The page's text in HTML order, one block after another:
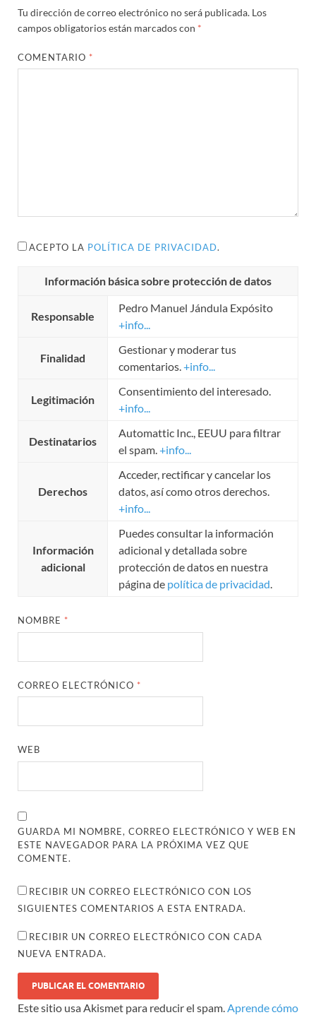
Tu dirección de correo electrónico no será publicada. Los
campos obligatorios están marcados con *
COMENTARIO *
ACEPTO LA POLÍTICA DE PRIVACIDAD.
Información básica sobre protección de datos
Responsable
Pedro Manuel Jándula Expósito
+info...
Finalidad
Gestionar y moderar tus
comentarios.+info...
Legitimación
Consentimiento del interesado.
+info...
Destinatarios
Automattic Inc., EEUU para filtrar
el spam.+info...
Derechos
Acceder, rectificar y cancelar los
datos, así como otros derechos.
+info...
Información
adicional
Puedes consultar la información
adicional y detallada sobre
protección de datos en nuestra
página de política de privacidad.
NOMBRE *
CORREO ELECTRÓNICO *
WEB
GUARDA MI NOMBRE, CORREO ELECTRÓNICO Y WEB EN
ESTE NAVEGADOR PARA LA PRÓXIMA VEZ QUE
COMENTE.
RECIBIR UN CORREO ELECTRÓNICO CON LOS
SIGUIENTES COMENTARIOS A ESTA ENTRADA.
RECIBIR UN CORREO ELECTRÓNICO CON CADA
NUEVA ENTRADA.
Este sitio usa Akismet para reducir el spam.Aprende cómo